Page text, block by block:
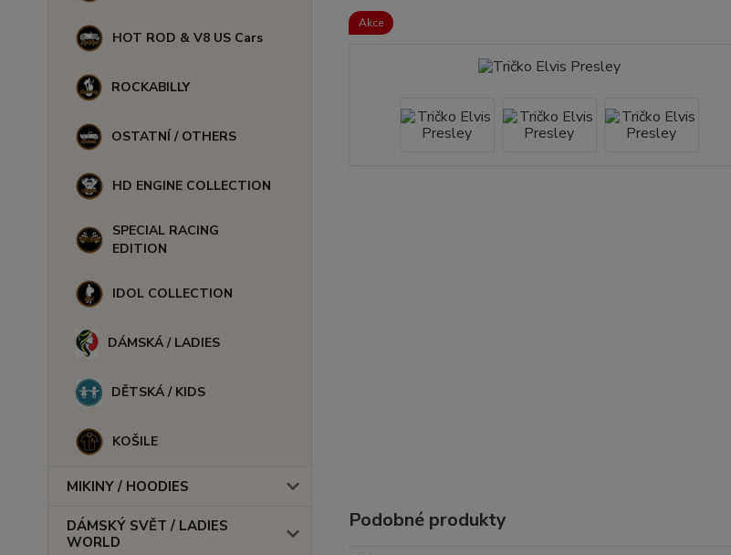
HOT ROD & V8 US Cars
ROCKABILLY
OSTATNÍ / OTHERS
HD ENGINE COLLECTION
SPECIAL RACING
EDITION
IDOL COLLECTION
DÁMSKÁ / LADIES
DĚTSKÁ / KIDS
KOŠILE
MIKINY / HOODIES
DÁMSKÝ SVĚT / LADIES
WORLD
Akce
Podobné produkty